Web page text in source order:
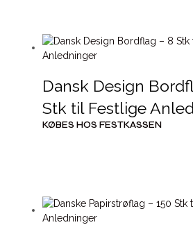
Dansk Design
Stk til Festlige
KØBES HOS FESTKASSEN